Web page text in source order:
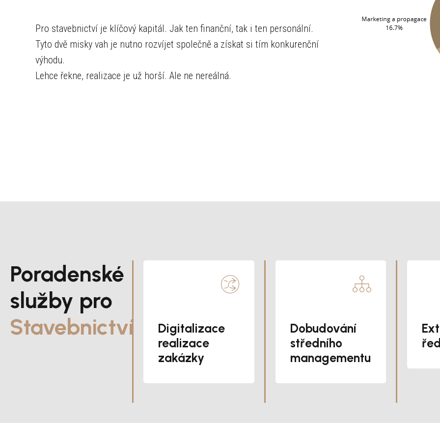
8
9
Pro stavebnictví je klíčový kapitál. Jak ten finanční, tak i ten personální.
Tyto dvě misky vah je nutno rozvíjet společně a získat si tím konkurenční
výhodu.
Lehce řekne, realizace je už horší. Ale ne nereálná.
Poradenské
služby pro
Stavebnictví
Digitalizace
realizace
zakázky
Dobudování
středního
managementu